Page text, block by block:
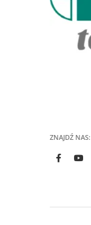
ZNAJDŹ NAS: